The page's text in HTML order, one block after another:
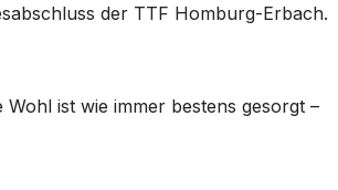
der TTF Homburg-Erbach.
ist wie immer bestens gesorgt –